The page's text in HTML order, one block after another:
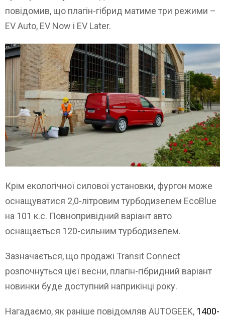
повідомив, що плагін-гібрид матиме три режими –
EV Auto, EV Now і EV Later.
Крім екологічної силової установки, фургон може
оснащуватися 2,0-літровим турбодизелем EcoBlue
на 101 к.с. Повнопривідний варіант авто
оснащається 120-сильним турбодизелем.
Зазначається, що продажі Transit Connect
розпочнуться цієї весни, плагін-гібридний варіант
новинки буде доступний наприкінці року.
Нагадаємо, як раніше повідомляв AUTOGEEK, 1400-